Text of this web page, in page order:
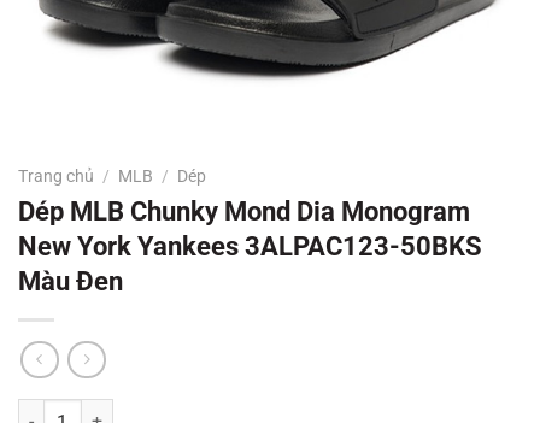
Trang chủ / MLB / Dép
Dép MLB Chunky Mond Dia Monogram
New York Yankees 3ALPAC123-50BKS
Màu Đen
Dép MLB Chunky Mond Dia Monogram New York Yankees